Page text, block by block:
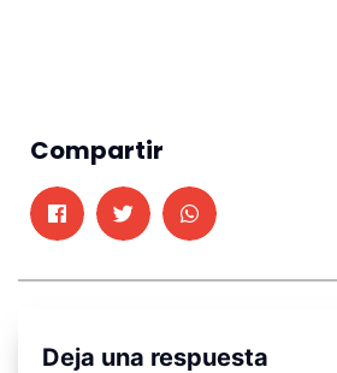
Compartir
Deja una respuesta